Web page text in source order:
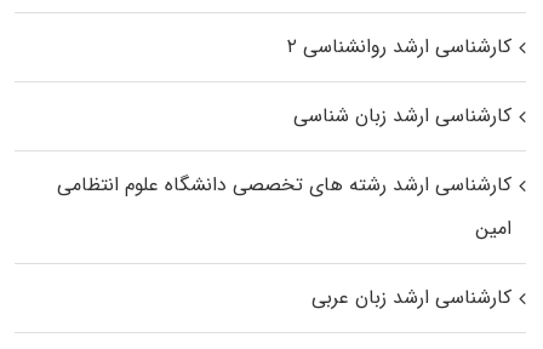
کارشناسی ارشد روانشناسی ۲
کارشناسی ارشد زبان شناسی
کارشناسی ارشد رﺷﺘﻪ ﻫﺎی تخصصی داﻧﺸﮕﺎه ﻋﻠﻮم انتظامی
اﻣﻴﻦ
کارشناسی ارشد زبان عربی